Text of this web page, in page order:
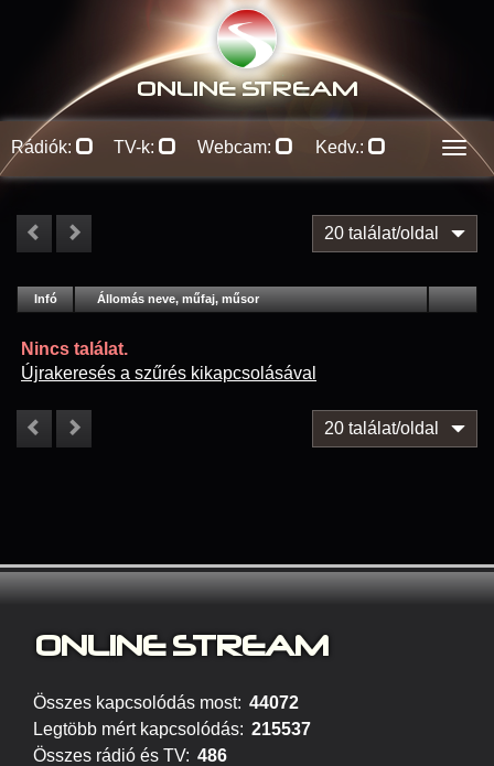
ONLINE STREAM
Rádiók: TV-k: Webcam: Kedv.:
20 találat/oldal
Infó Lejátszás
Állomás neve, műfaj, műsor
Nincs találat.
Újrakeresés a szűrés kikapcsolásával
20 találat/oldal
ONLINE STREAM
Összes kapcsolódás most: 44072
Legtöbb mért kapcsolódás: 215537
Összes rádió és TV: 486